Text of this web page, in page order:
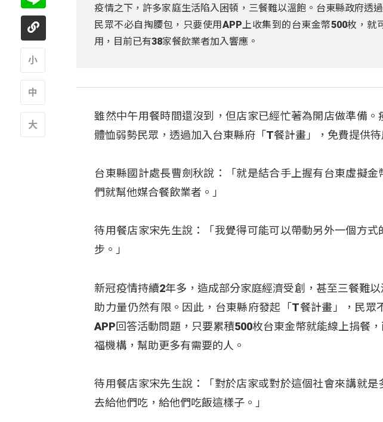
疫情之下，許多家庭生活陷入困頓，三餐難以溫飽。台東縣政府透
民眾不必自掏腰包，只要使用APP上收集到的台東金幣500枚，
用，目前已有38家餐飲業者加入響應。
雖然中午用餐時間還沒到，但店家已經忙著為開店做準備
體恤弱勢民眾，透過加入台東縣府「T餐計畫」，免費提供
台東縣國計處長曹劍秋說：「就是結合手上握有台東虛擬
們就幫他媒合餐飲業者。」
待用餐店家宋先生說：「我覺得可能可以帶動另外一個方
步。」
新冠疫情持續2年多，造成部分家庭經濟受創，甚至三餐難
助力量仍然有限。因此，台東縣府發起「T餐計畫」，民眾
APP回答活動問題，只要累積500枚台東金幣就能線上捐餐
福機構，幫助更多有需要的人。
待用餐店家宋先生說：「對於店家或對於這個社會來講就
去給他們吃，給他們吃飯這樣子。」